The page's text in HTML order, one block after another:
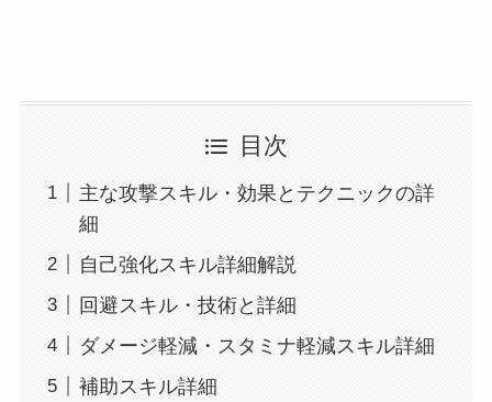
目次
主な攻撃スキル・効果とテクニックの詳
細
自己強化スキル詳細解説
回避スキル・技術と詳細
ダメージ軽減・スタミナ軽減スキル詳細
補助スキル詳細